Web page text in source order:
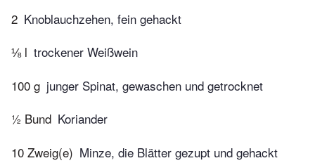
2 Knoblauchzehen, fein gehackt
⅛ l trockener Weißwein
100 g junger Spinat, gewaschen und getrocknet
½ Bund Koriander
10 Zweig(e) Minze, die Blätter gezupt und gehackt